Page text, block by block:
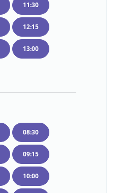
11:30
12:15
13:00
08:30
09:15
10:00